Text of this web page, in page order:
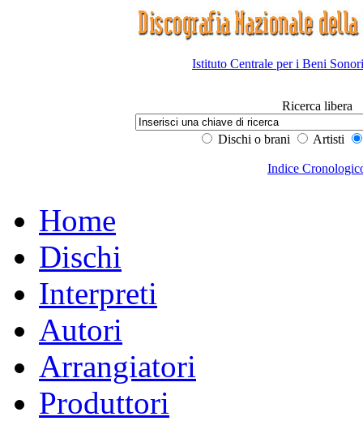
Istituto Centrale per i Beni
Ricerca libera
Dischi o brani Artisti
Indice
Home
Dischi
Interpreti
Autori
Arrangiatori
Produttori